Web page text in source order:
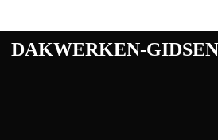
dakwerken-gidsen